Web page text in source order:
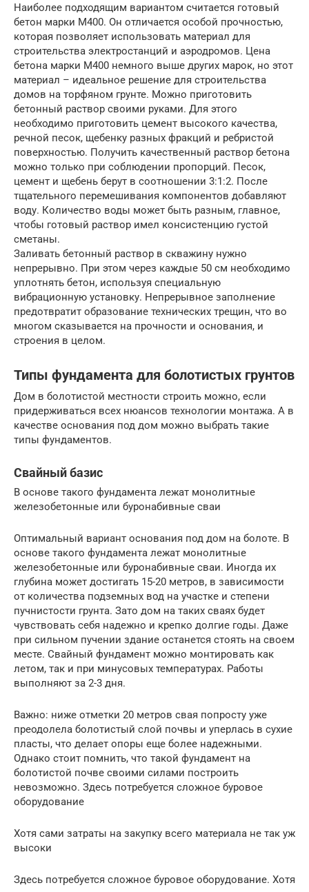
Наиболее подходящим вариантом считается готовый
бетон марки М400. Он отличается особой прочностью,
которая позволяет использовать материал для
строительства электростанций и аэродромов. Цена
бетона марки М400 немного выше других марок, но этот
материал – идеальное решение для строительства
домов на торфяном грунте. Можно приготовить
бетонный раствор своими руками. Для этого
необходимо приготовить цемент высокого качества,
речной песок, щебенку разных фракций и ребристой
поверхностью. Получить качественный раствор бетона
можно только при соблюдении пропорций. Песок,
цемент и щебень берут в соотношении 3:1:2. После
тщательного перемешивания компонентов добавляют
воду. Количество воды может быть разным, главное,
чтобы готовый раствор имел консистенцию густой
сметаны.
Заливать бетонный раствор в скважину нужно
непрерывно. При этом через каждые 50 см необходимо
уплотнять бетон, используя специальную
вибрационную установку. Непрерывное заполнение
предотвратит образование технических трещин, что во
многом сказывается на прочности и основания, и
строения в целом.
Типы фундамента для болотистых грунтов
Дом в болотистой местности строить можно, если
придерживаться всех нюансов технологии монтажа. А в
качестве основания под дом можно выбрать такие
типы фундаментов.
Свайный базис
В основе такого фундамента лежат монолитные
железобетонные или буронабивные сваи
Оптимальный вариант основания под дом на болоте. В
основе такого фундамента лежат монолитные
железобетонные или буронабивные сваи. Иногда их
глубина может достигать 15-20 метров, в зависимости
от количества подземных вод на участке и степени
пучнистости грунта. Зато дом на таких сваях будет
чувствовать себя надежно и крепко долгие годы. Даже
при сильном пучении здание останется стоять на своем
месте. Свайный фундамент можно монтировать как
летом, так и при минусовых температурах. Работы
выполняют за 2-3 дня.
Важно: ниже отметки 20 метров свая попросту уже
преодолела болотистый слой почвы и уперлась в сухие
пласты, что делает опоры еще более надежными.
Однако стоит помнить, что такой фундамент на
болотистой почве своими силами построить
невозможно. Здесь потребуется сложное буровое
оборудование
Хотя сами затраты на закупку всего материала не так уж
высоки
Здесь потребуется сложное буровое оборудование. Хотя